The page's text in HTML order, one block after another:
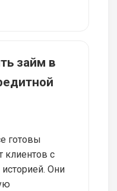
займ в
готовы
клиентов с
Они